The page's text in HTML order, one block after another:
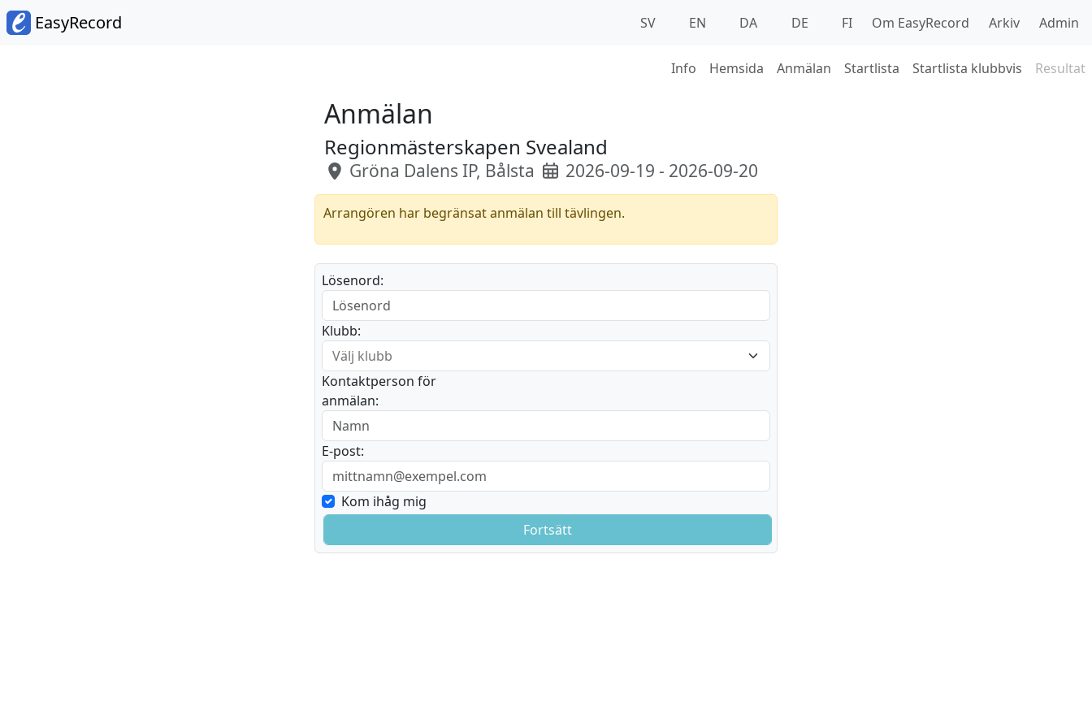
EasyRecord SV EN DA DE FI Om EasyRecord Arkiv Admin
Info Hemsida Anmälan Startlista Startlista klubbvis Resultat
Anmälan
Regionmästerskapen Svealand
Gröna Dalens IP, Bålsta 2026-09-19 - 2026-09-20
Arrangören har begränsat anmälan till tävlingen.
Lösenord:
Klubb:
Kontaktperson för
anmälan:
E-post:
Kom ihåg mig